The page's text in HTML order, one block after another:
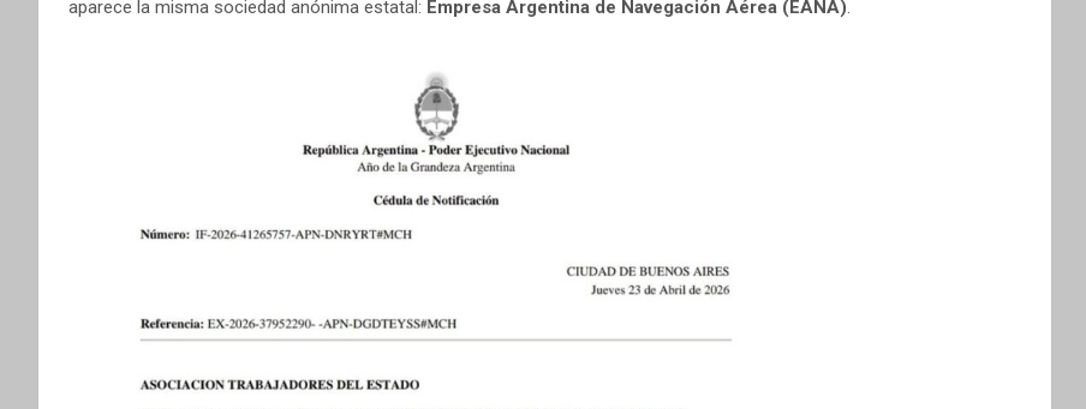
aparece la misma sociedad anónima estatal: Empresa Argentina de Navegación Aérea (EANA).